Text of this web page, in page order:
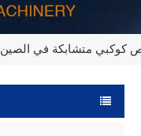
كوكبي متشابكة في الصين